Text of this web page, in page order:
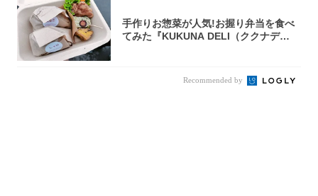
手作りお惣菜が人気!お握り弁当を食べ
てみた『KUKUNA DELI（ククナデ
Recommended by